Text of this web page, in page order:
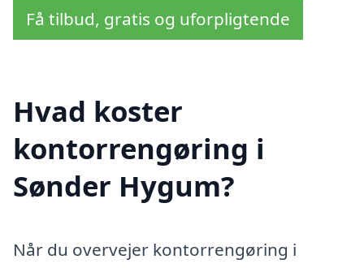
Få tilbud, gratis og uforpligtende
Hvad koster
kontorrengøring i
Sønder Hygum?
Når du overvejer kontorrengøring i